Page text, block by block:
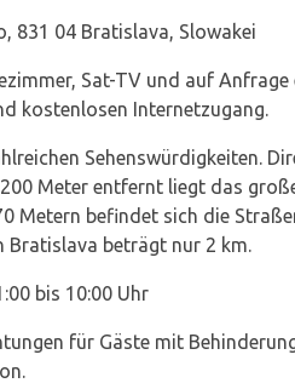
831 04 Bratislava, Slowakei
Sat-TV und auf
kostenlosen Internetzugang.
Sehenswürdigkeiten.
Meter entfernt liegt das
Metern befindet sich die
Bratislava beträgt nur 2 km.
bis 10:00 Uhr
für Gäste mit